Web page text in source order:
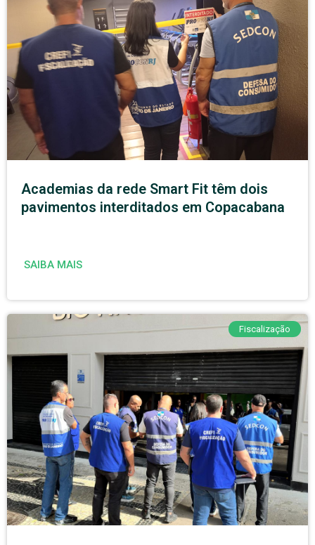
Academias da rede Smart Fit têm dois
pavimentos interditados em Copacabana
SAIBA MAIS
Fiscalização